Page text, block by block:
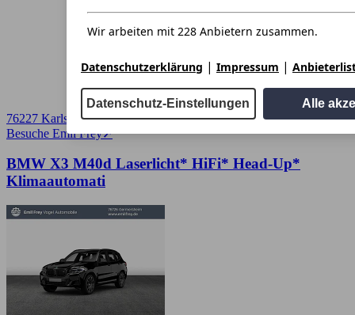
Wir arbeiten mit 228 Anbietern zusammen.
Datenschutzerklärung | Impressum |
Datenschutz-Einstellungen Alle
76227 Karlsruhe
Besuche Emil Frey➚
BMW X3 M40d Laserlicht* HiFi* Head-Up*
Klimaautomati